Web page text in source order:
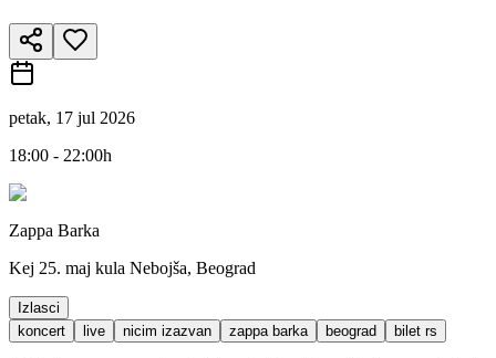
petak, 17 jul 2026
18:00 - 22:00h
Zappa Barka
Kej 25. maj kula Nebojša, Beograd
Izlasci
koncert
live nicim izazvan zappa barka beograd bilet rs